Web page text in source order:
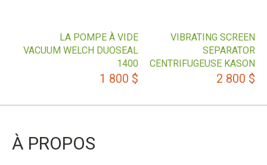
VIBRATING SCREEN
SEPARATOR
CENTRIFUGEUSE KASON
2 800 $
LA POMPE À VIDE
VACUUM WELCH DUOSEAL
1400
1 800 $
À PROPOS